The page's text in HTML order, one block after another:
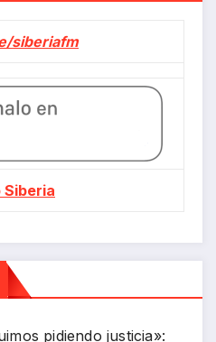
siberiafm
Siberia
pidiendo justicia»: